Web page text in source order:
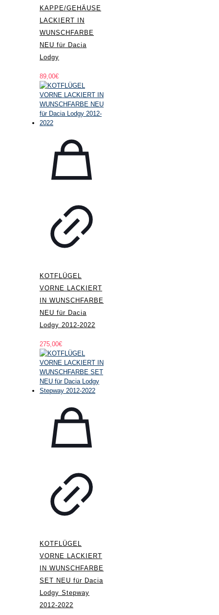
KAPPE/GEHÄUSE
LACKIERT IN
WUNSCHFARBE
NEU für Dacia
Lodgy
89,00€
KOTFLÜGEL
VORNE LACKIERT
IN WUNSCHFARBE
NEU für Dacia
Lodgy 2012-2022
275,00€
KOTFLÜGEL
VORNE LACKIERT
IN WUNSCHFARBE
SET NEU für Dacia
Lodgy Stepway
2012-2022